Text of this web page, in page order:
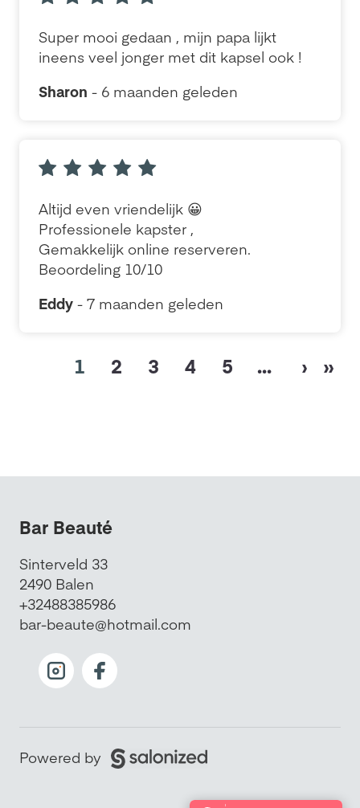
Super mooi gedaan , mijn papa lijkt
ineens veel jonger met dit kapsel ook !
Sharon - 6 maanden geleden
Altijd even vriendelijk 😀
Professionele kapster ,
Gemakkelijk online reserveren.
Beoordeling 10/10
Eddy - 7 maanden geleden
1 2 3 4 5 ... › »
Bar Beauté
Sinterveld 33
2490 Balen
+32488385986
bar-beaute@hotmail.com
Powered by